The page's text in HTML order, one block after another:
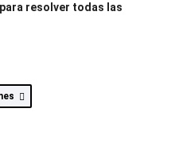
resolver todas las